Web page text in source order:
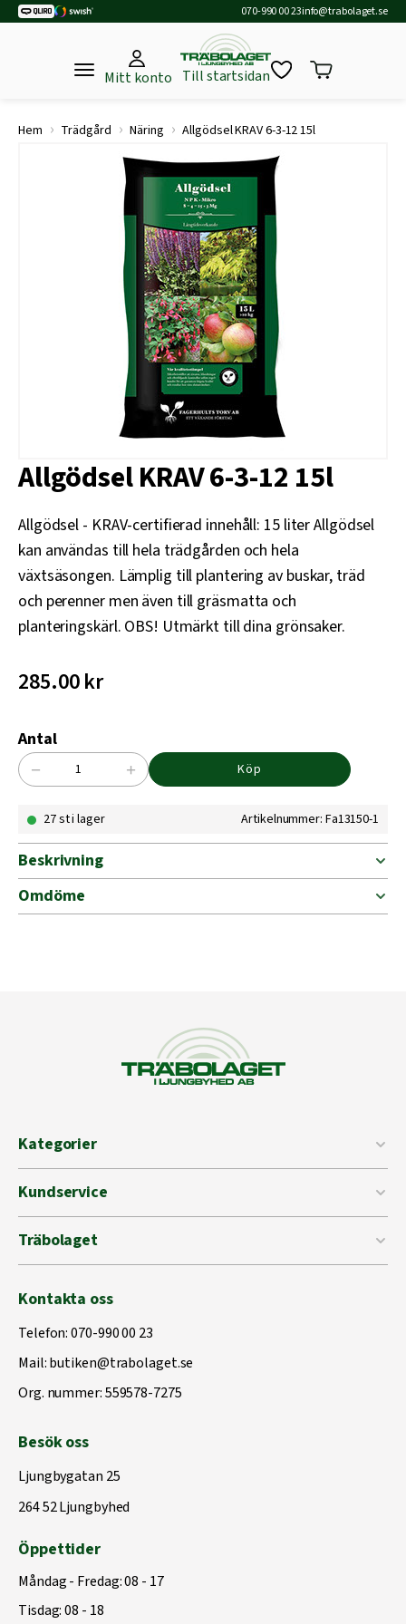
070-990 00 23info@trabolaget.se
Mitt konto Till startsidan
Hem › Trädgård › Näring › Allgödsel KRAV 6-3-12 15l
Allgödsel KRAV 6-3-12 15l
Allgödsel - KRAV-certifierad innehåll: 15 liter Allgödsel
kan användas till hela trädgården och hela
växtsäsongen. Lämplig till plantering av buskar, träd
och perenner men även till gräsmatta och
planteringskärl. OBS! Utmärkt till dina grönsaker.
285.00kr
Antal
Allgödsel
12
mängd
− + Köp
27 st i lager Artikelnummer: Fa13150-1
Beskrivning
Omdöme
Kategorier
Kundservice
Träbolaget
Kontakta oss
Telefon:070-990 00 23
Mail:butiken@trabolaget.se
Org. nummer: 559578-7275
Besök oss
Ljungbygatan 25
264 52 Ljungbyhed
Öppettider
Måndag - Fredag: 08 - 17
Tisdag: 08 - 18